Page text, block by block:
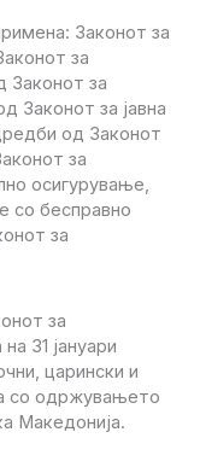
Законот за
за
Законот за
Законот за јавна
од Законот
за
осигурување,
со бесправно
за
за
31 јануари
царински и
со одржувањето
Македонија.